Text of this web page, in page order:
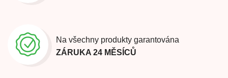
Na všechny produkty garantována
ZÁRUKA 24 MĚSÍCŮ